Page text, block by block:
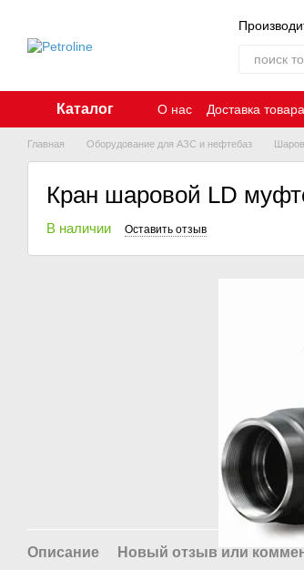
Каталог О нас Доставка товара
Главная Оборудование для АЗС и нефтебаз
Кран шаровой LD
В наличии Оставить отзыв
Описание Новый отзыв или